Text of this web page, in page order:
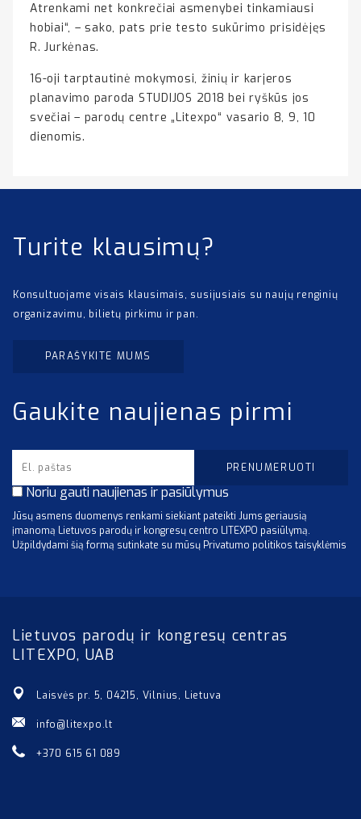
Atrenkami net konkrečiai asmenybei tinkamiausi
hobiai“, – sako, pats prie testo sukūrimo prisidėjęs
R. Jurkėnas.
16-oji tarptautinė mokymosi, žinių ir karjeros
planavimo paroda STUDIJOS 2018 bei ryškūs jos
svečiai – parodų centre „Litexpo“ vasario 8, 9, 10
dienomis.
Turite klausimų?
Konsultuojame visais klausimais, susijusiais su naujų renginių
organizavimu, bilietų pirkimu ir pan.
PARAŠYKITE MUMS
Gaukite naujienas pirmi
Noriu gauti naujienas ir pasiūlymus
Jūsų asmens duomenys renkami siekiant pateikti Jums geriausią
įmanomą Lietuvos parodų ir kongresų centro LITEXPO pasiūlymą.
Užpildydami šią formą sutinkate su mūsų Privatumo politikos taisyklėmis
Lietuvos parodų ir kongresų centras
LITEXPO, UAB
Laisvės pr. 5, 04215, Vilnius, Lietuva
info@litexpo.lt
+370 615 61 089